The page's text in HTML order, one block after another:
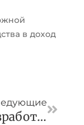
в доход
ФАС Разработала Методику Оценки Обоснованности Роста Цен